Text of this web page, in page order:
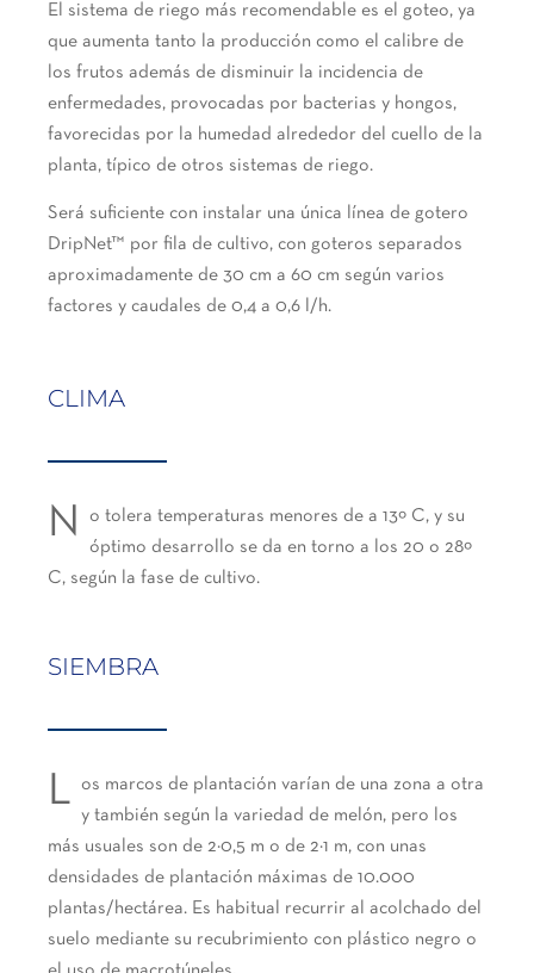
El sistema de riego más recomendable es el goteo, ya
que aumenta tanto la producción como el calibre de
los frutos además de disminuir la incidencia de
enfermedades, provocadas por bacterias y hongos,
favorecidas por la humedad alrededor del cuello de la
planta, típico de otros sistemas de riego.
Será suficiente con instalar una única línea de gotero
DripNet™ por fila de cultivo, con goteros separados
aproximadamente de 30 cm a 60 cm según varios
factores y caudales de 0,4 a 0,6 l/h.
CLIMA
N
o tolera temperaturas menores de a 13º C, y su
óptimo desarrollo se da en torno a los 20 o 28º
C, según la fase de cultivo.
SIEMBRA
L
os marcos de plantación varían de una zona a otra
y también según la variedad de melón, pero los
más usuales son de 2×0,5 m o de 2×1 m, con unas
densidades de plantación máximas de 10.000
plantas/hectárea. Es habitual recurrir al acolchado del
suelo mediante su recubrimiento con plástico negro o